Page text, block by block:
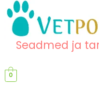
content
content
Seadmed ja
0